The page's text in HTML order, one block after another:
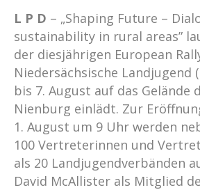
L P D – „Shaping Future –
sustainability in rural areas”
der diesjährigen European
Niedersächsische Landjugend
bis 7. August auf das Gelände
Nienburg einlädt. Zur
1. August um 9 Uhr werden
100 Vertreterinnen und
als 20 Landjugendverbänden
David McAllister als Mitglied